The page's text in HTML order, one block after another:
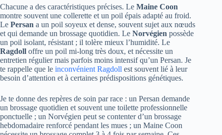
Chacune a des caractéristiques précises. Le Maine Coon
montre souvent une collerette et un poil épais adapté au froid.
Le Persan a un poil soyeux et dense, souvent sujet aux nœuds
et qui demande un brossage quotidien. Le Norvégien possède
un poil isolant, résistant ; il tolère mieux l’humidité. Le
Ragdoll offre un poil mi-long très doux, et nécessite un
entretien régulier mais parfois moins intensif qu’un Persan. Je
te rappelle que le inconvénient Ragdoll est souvent lié à leur
besoin d’attention et à certaines prédispositions génétiques.
Je te donne des repères de soin par race : un Persan demande
un brossage quotidien et souvent une toilette professionnelle
ponctuelle ; un Norvégien peut se contenter d’un brossage
hebdomadaire renforcé pendant les mues ; un Maine Coon